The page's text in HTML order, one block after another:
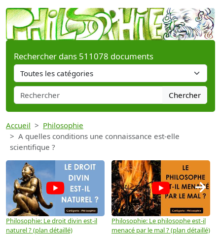
Rechercher dans 511078 documents
Chercher
Accueil
Philosophie
A quelles conditions une connaissance est-elle
scientifique ?
Philosophie: Le droit divin est-il
naturel ? (plan détaillé)
Philosophie: Le philosophe est-il
menacé par le mal ? (plan détaillé)
→